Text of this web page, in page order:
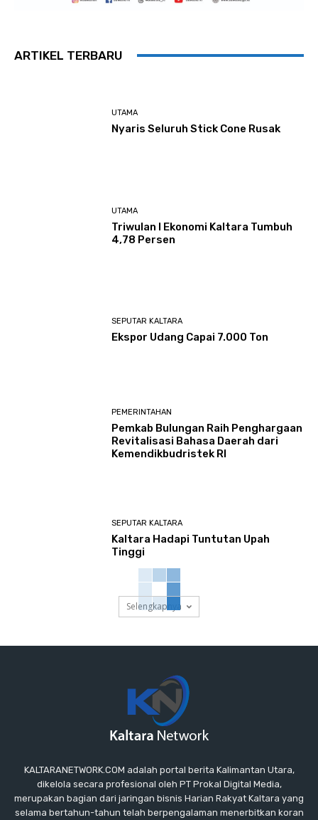
ARTIKEL TERBARU
UTAMA
Nyaris Seluruh Stick Cone Rusak
UTAMA
Triwulan I Ekonomi Kaltara Tumbuh
4,78 Persen
SEPUTAR KALTARA
Ekspor Udang Capai 7.000 Ton
PEMERINTAHAN
Pemkab Bulungan Raih Penghargaan
Revitalisasi Bahasa Daerah dari
Kemendikbudristek RI
SEPUTAR KALTARA
Kaltara Hadapi Tuntutan Upah
Tinggi
Selengkapnya
KALTARANETWORK.COM adalah portal berita Kalimantan Utara,
dikelola secara profesional oleh PT Prokal Digital Media,
merupakan bagian dari jaringan bisnis Harian Rakyat Kaltara yang
selama bertahun-tahun telah berpengalaman menerbitkan koran